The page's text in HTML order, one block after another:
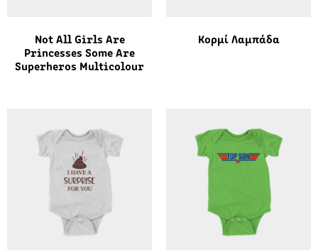
Not All Girls Are
Princesses Some Are
Superheros Multicolour
Κορμί Λαμπάδα